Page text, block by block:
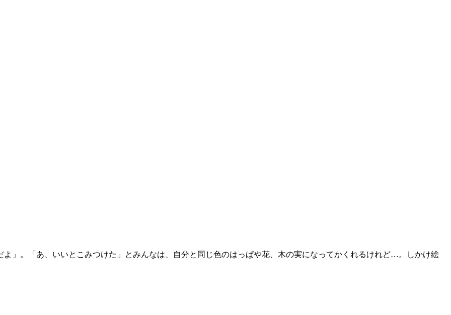
」。「あ、いいとこみつけた」とみんなは、自分と同じ色のはっぱや花、木の実になってかくれるけれど…。しかけ絵